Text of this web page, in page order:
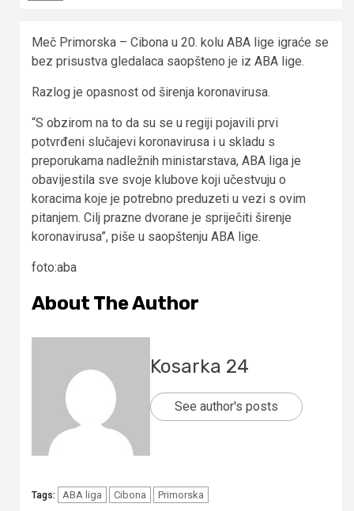
Meč Primorska – Cibona u 20. kolu ABA lige igraće se
bez prisustva gledalaca saopšteno je iz ABA lige.
Razlog je opasnost od širenja koronavirusa.
“S obzirom na to da su se u regiji pojavili prvi
potvrđeni slučajevi koronavirusa i u skladu s
preporukama nadležnih ministarstava, ABA liga je
obavijestila sve svoje klubove koji učestvuju o
koracima koje je potrebno preduzeti u vezi s ovim
pitanjem. Cilj prazne dvorane je spriječiti širenje
koronavirusa”, piše u saopštenju ABA lige.
foto:aba
About The Author
Kosarka 24
See author's posts
Tags: ABA liga Cibona Primorska